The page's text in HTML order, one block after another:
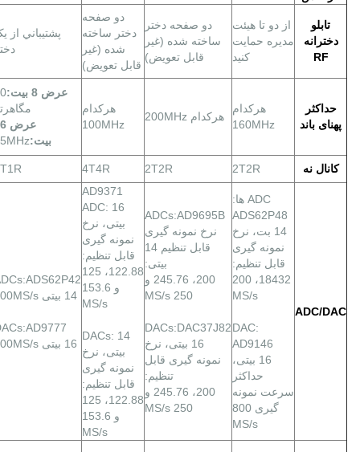
تابلو
دخترانه
RF
از دو تا هیئت
مدیره حمایت
کنید
دو صفحه دختر
ساخته شده (غیر
قابل تعویض)
دو صفحه
دختر ساخته
شده (غیر
قابل تعویض)
پشتيباني از
حداکثر
پهنای باند
هرکدام
160MHz
هرکدام 200MHz
هرکدام
100MHz
عرض 8 بیت:
بیت:
کانال نه 2T2R
2T2R
4T4R
ADC/DAC
ADC ها:
ADS62P48
14 بت، نرخ
نمونه گیری
قابل تنظیم:
18432، 200
MS/s
DAC:
AD9146
16 بیتی،
حداکثر
سرعت نمونه
گیری 800
MS/s
ADCs:AD9695B
نرخ نمونه گیری
قابل تنظیم 14
بیتی:
200، 245.76 و
250 MS/s
DACs:DAC37J82
16 بیتی، نرخ
نمونه گیری قابل
تنظیم:
200، 245.76 و
250 MS/s
AD9371
ADC: 16
بیتی، نرخ
نمونه گیری
قابل تنظیم:
122.88، 125
و 153.6
MS/s
DACs: 14
بیتی، نرخ
نمونه گیری
قابل تنظیم:
122.88، 125
و 153.6
MS/s
14 بیتی 100MS/s
16 بیتی 400MS/s